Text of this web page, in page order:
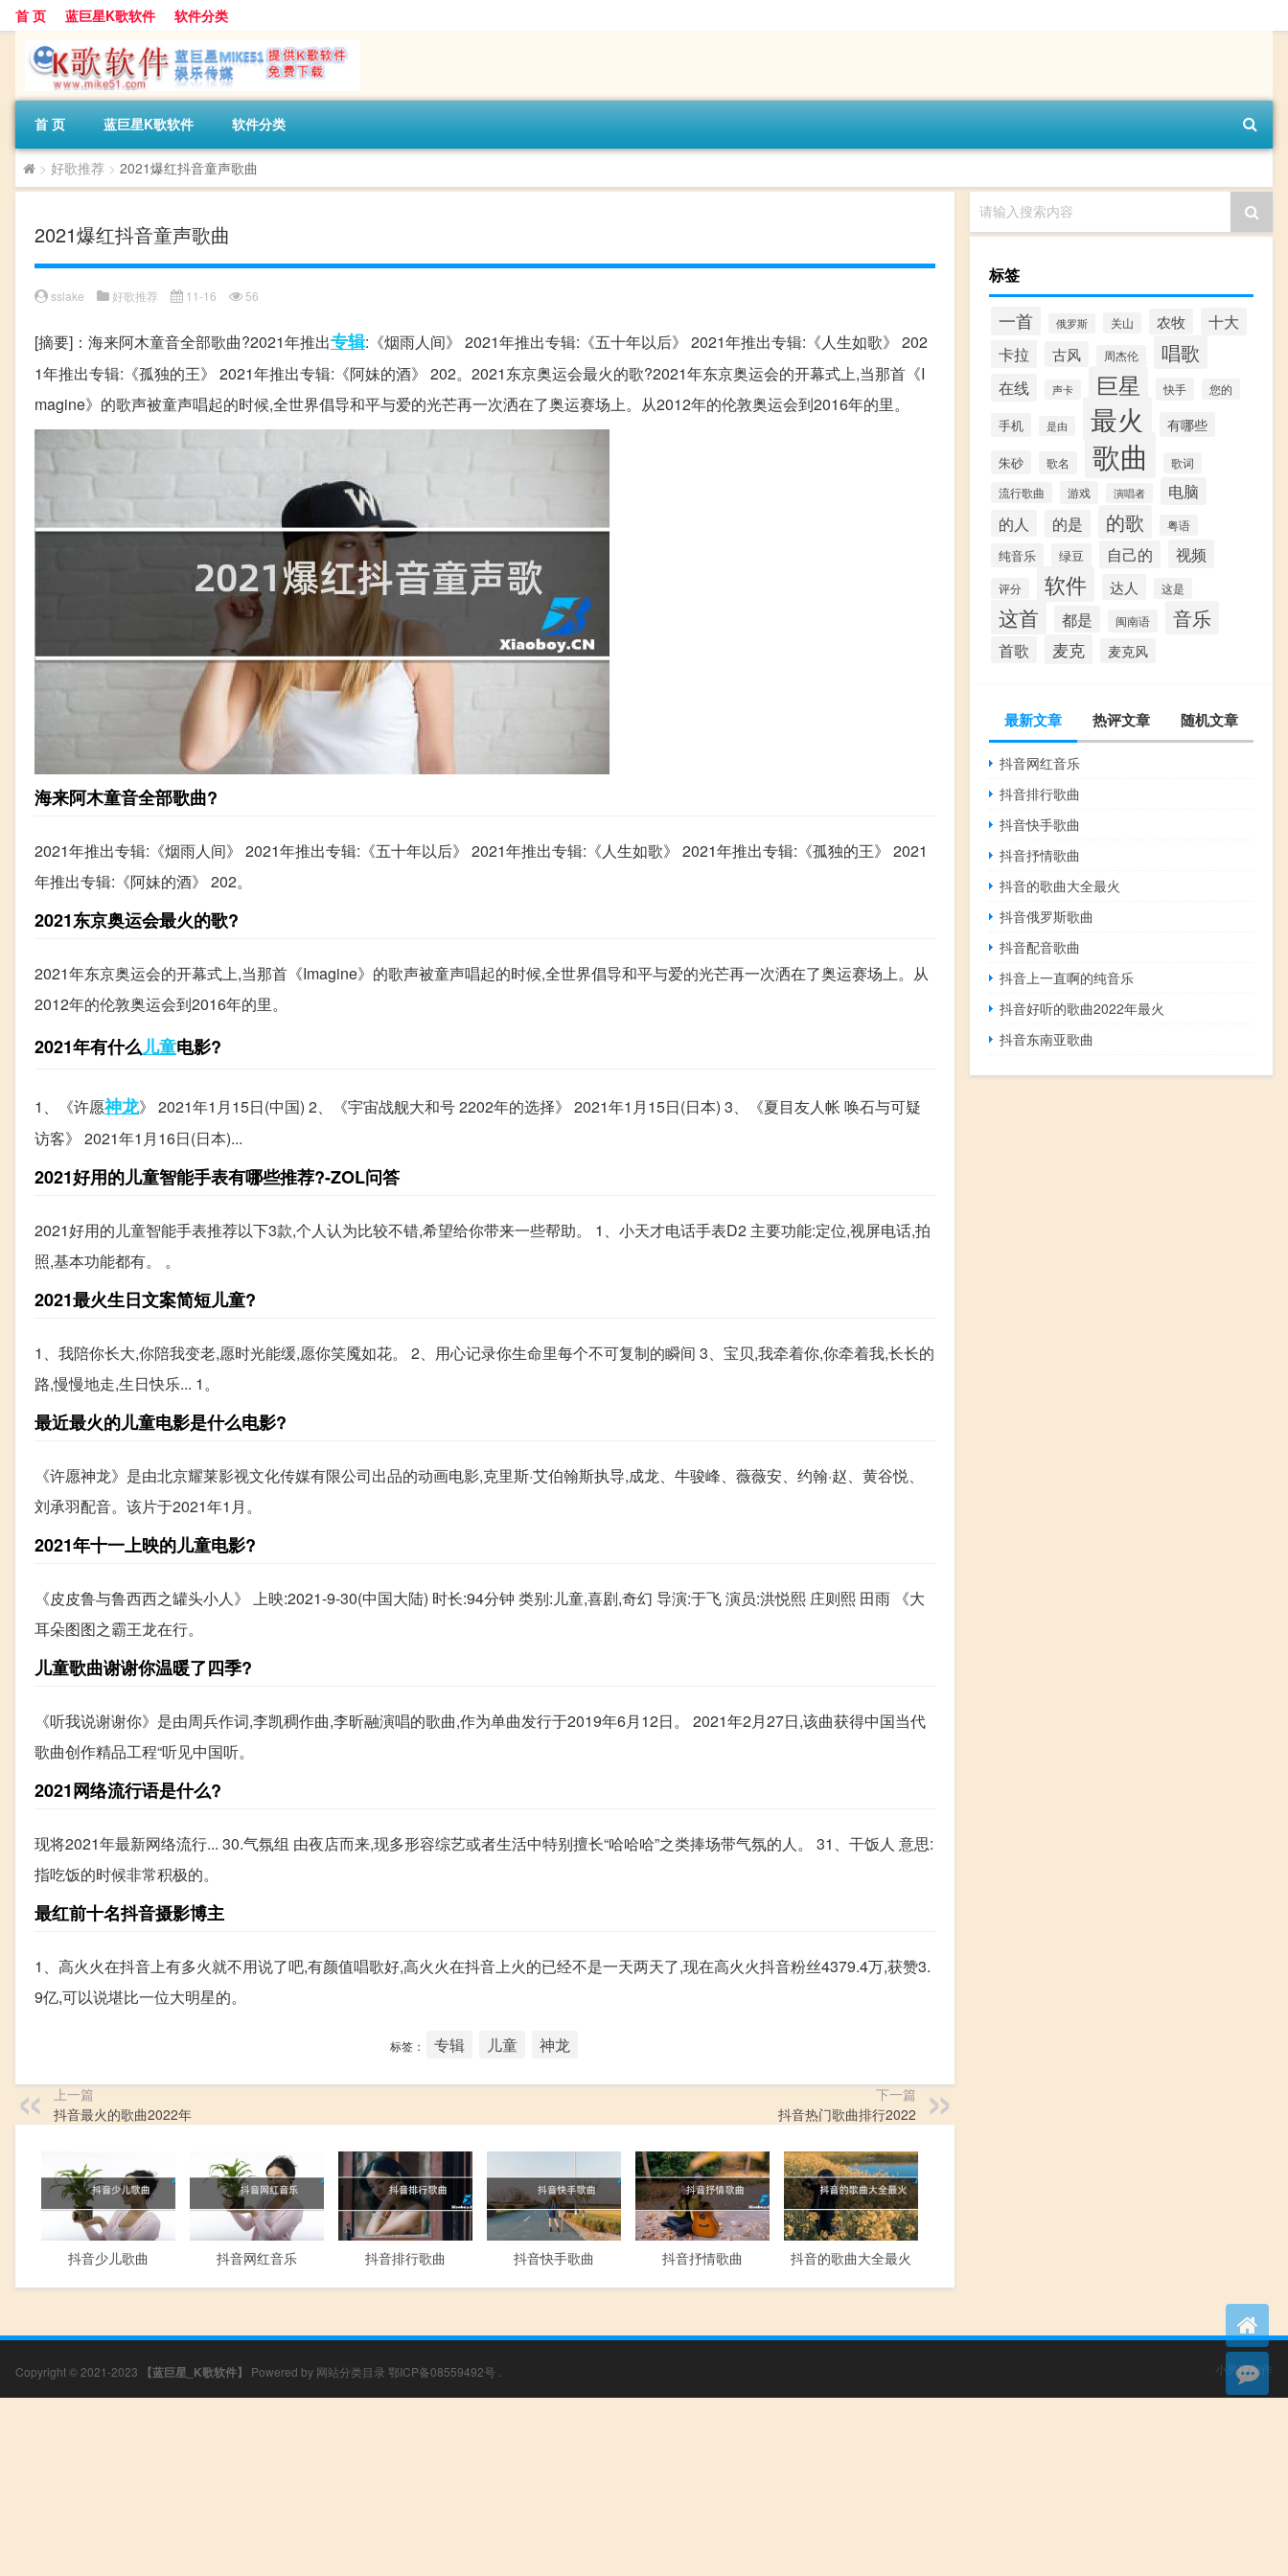
首 页 蓝巨星K歌软件 软件分类
首 页 蓝巨星K歌软件 软件分类
> 好歌推荐 > 2021爆红抖音童声歌曲
2021爆红抖音童声歌曲
sslake 好歌推荐 11-16 56
[摘要]：海来阿木童音全部歌曲?2021年推出专辑:《烟雨人间》 2021年推出专辑:《五十年以后》 2021年推出专辑:《人生如歌》 202
1年推出专辑:《孤独的王》 2021年推出专辑:《阿妹的酒》 202。2021东京奥运会最火的歌?2021年东京奥运会的开幕式上,当那首《I
magine》的歌声被童声唱起的时候,全世界倡导和平与爱的光芒再一次洒在了奥运赛场上。从2012年的伦敦奥运会到2016年的里。
海来阿木童音全部歌曲?
2021年推出专辑:《烟雨人间》 2021年推出专辑:《五十年以后》 2021年推出专辑:《人生如歌》 2021年推出专辑:《孤独的王》 2021
年推出专辑:《阿妹的酒》 202。
2021东京奥运会最火的歌?
2021年东京奥运会的开幕式上,当那首《Imagine》的歌声被童声唱起的时候,全世界倡导和平与爱的光芒再一次洒在了奥运赛场上。从
2012年的伦敦奥运会到2016年的里。
2021年有什么儿童电影?
1、《许愿神龙》 2021年1月15日(中国) 2、《宇宙战舰大和号 2202年的选择》 2021年1月15日(日本) 3、《夏目友人帐 唤石与可疑
访客》 2021年1月16日(日本)...
2021好用的儿童智能手表有哪些推荐?-ZOL问答
2021好用的儿童智能手表推荐以下3款,个人认为比较不错,希望给你带来一些帮助。 1、小天才电话手表D2 主要功能:定位,视屏电话,拍
照,基本功能都有。 。
2021最火生日文案简短儿童?
1、我陪你长大,你陪我变老,愿时光能缓,愿你笑魇如花。 2、用心记录你生命里每个不可复制的瞬间 3、宝贝,我牵着你,你牵着我,长长的
路,慢慢地走,生日快乐... 1。
最近最火的儿童电影是什么电影?
《许愿神龙》是由北京耀莱影视文化传媒有限公司出品的动画电影,克里斯·艾伯翰斯执导,成龙、牛骏峰、薇薇安、约翰·赵、黄谷悦、
刘承羽配音。该片于2021年1月。
2021年十一上映的儿童电影?
《皮皮鲁与鲁西西之罐头小人》 上映:2021-9-30(中国大陆) 时长:94分钟 类别:儿童,喜剧,奇幻 导演:于飞 演员:洪悦熙 庄则熙 田雨 《大
耳朵图图之霸王龙在行。
儿童歌曲谢谢你温暖了四季?
《听我说谢谢你》是由周兵作词,李凯稠作曲,李昕融演唱的歌曲,作为单曲发行于2019年6月12日。 2021年2月27日,该曲获得中国当代
歌曲创作精品工程“听见中国听。
2021网络流行语是什么?
现将2021年最新网络流行... 30.气氛组 由夜店而来,现多形容综艺或者生活中特别擅长“哈哈哈”之类捧场带气氛的人。 31、干饭人 意思:
指吃饭的时候非常积极的。
最红前十名抖音摄影博主
1、高火火在抖音上有多火就不用说了吧,有颜值唱歌好,高火火在抖音上火的已经不是一天两天了,现在高火火抖音粉丝4379.4万,获赞3.
9亿,可以说堪比一位大明星的。
标签： 专辑 儿童 神龙
上一篇
抖音最火的歌曲2022年
下一篇
抖音热门歌曲排行2022
抖音少儿歌曲 抖音网红音乐 抖音排行歌曲 抖音快手歌曲 抖音抒情歌曲 抖音的歌曲大全最火
请输入搜索内容
标签
一首 俄罗斯 关山 农牧
十大
卡拉
古风 周杰伦 唱歌
在线 声卡 巨星 快手 您的
手机 是由 最火 有哪些
朱砂 歌名 歌曲
歌词
流行歌曲
游戏 演唱者 电脑
的人 的是 的歌 粤语
纯音乐 绿豆 自己的 视频
评分 软件 达人 这是
这首 都是 闽南语 音乐
首歌 麦克 麦克风
最新文章 热评文章 随机文章
抖音网红音乐
抖音排行歌曲
抖音快手歌曲
抖音抒情歌曲
抖音的歌曲大全最火
抖音俄罗斯歌曲
抖音配音歌曲
抖音上一直啊的纯音乐
抖音好听的歌曲2022年最火
抖音东南亚歌曲
Copyright © 2021-2023 【蓝巨星_K歌软件】 Powered by 网站分类目录 鄂ICP备08559492号 小男孩制作